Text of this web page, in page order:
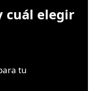
cuál elegir
tu